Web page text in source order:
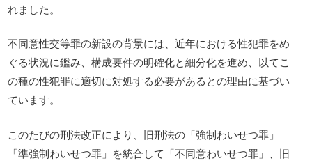
れました。
不同意性交等罪の新設の背景には、近年における性犯罪をめ
ぐる状況に鑑み、構成要件の明確化と細分化を進め、以てこ
の種の性犯罪に適切に対処する必要があるとの理由に基づい
ています。
このたびの刑法改正により、旧刑法の「強制わいせつ罪」
「準強制わいせつ罪」を統合して「不同意わいせつ罪」、旧